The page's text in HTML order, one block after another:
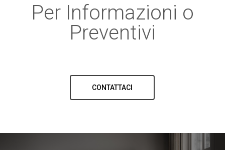
Per Informazioni o
Preventivi
CONTATTACI